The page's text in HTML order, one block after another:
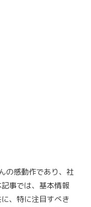
の感動作であり、社
事では、基本情報
、特に注目すべき